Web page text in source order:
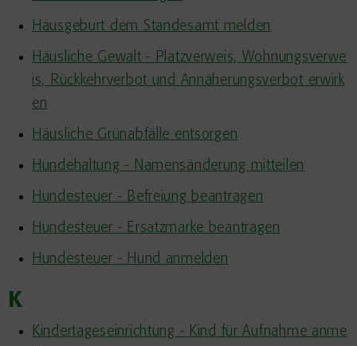
Hausgeburt dem Standesamt melden
Häusliche Gewalt - Platzverweis, Wohnungsverwe
is, Rückkehrverbot und Annäherungsverbot erwirk
en
Häusliche Grünabfälle entsorgen
Hundehaltung - Namensänderung mitteilen
Hundesteuer - Befreiung beantragen
Hundesteuer - Ersatzmarke beantragen
Hundesteuer - Hund anmelden
K
Kindertageseinrichtung - Kind für Aufnahme anme